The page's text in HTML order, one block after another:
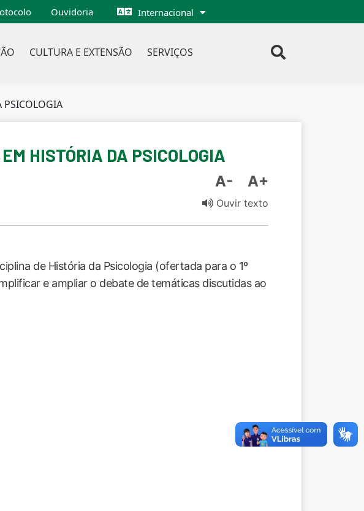
Ouvidoria Internacional
CULTURA E EXTENSÃO SERVIÇOS
PSICOLOGIA
HISTÓRIA DA PSICOLOGIA
A- A+
Ouvir texto
de História da Psicologia (ofertada para o 1º
e ampliar o debate de temáticas discutidas ao